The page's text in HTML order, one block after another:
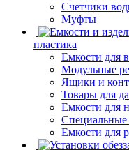
Счетчики
Муфты
пластика
Емкости для
Модульные
Ящики и
Товары для
Емкости для
Специальные
Емкости для